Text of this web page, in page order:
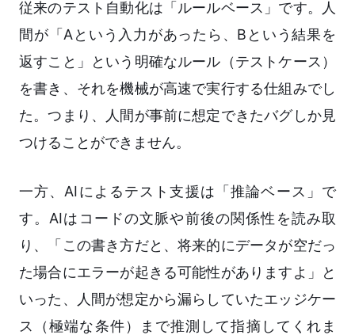
従来のテスト自動化は「ルールベース」です。人
間が「Aという入力があったら、Bという結果を
返すこと」という明確なルール（テストケース）
を書き、それを機械が高速で実行する仕組みでし
た。つまり、人間が事前に想定できたバグしか見
つけることができません。
一方、AIによるテスト支援は「推論ベース」で
す。AIはコードの文脈や前後の関係性を読み取
り、「この書き方だと、将来的にデータが空だっ
た場合にエラーが起きる可能性がありますよ」と
いった、人間が想定から漏らしていたエッジケー
ス（極端な条件）まで推測して指摘してくれま